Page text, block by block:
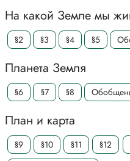
На какой Земле мы
§2 §3 §4 §5
Планета Земля
§6 §7 §8
План и карта
§9 §10 §11 §12